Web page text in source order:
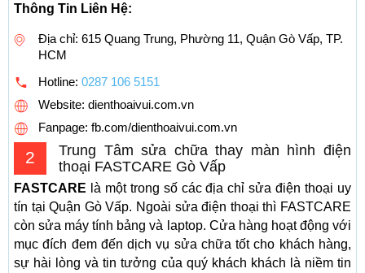
Thông Tin Liên Hệ:
Địa chỉ: 615 Quang Trung, Phường 11, Quận Gò Vấp, TP.
HCM
Hotline: 0287 106 5151
Website: dienthoaivui.com.vn
Fanpage: fb.com/dienthoaivui.com.vn
2
Trung Tâm sửa chữa thay màn hình điện
thoại FASTCARE Gò Vấp
FASTCARE là một trong số các địa chỉ sửa điện thoại uy
tín tại Quận Gò Vấp. Ngoài sửa điện thoại thì FASTCARE
còn sửa máy tính bảng và laptop. Cửa hàng hoạt động với
mục đích đem đến dịch vụ sửa chữa tốt cho khách hàng,
sự hài lòng và tin tưởng của quý khách khách là niềm tin